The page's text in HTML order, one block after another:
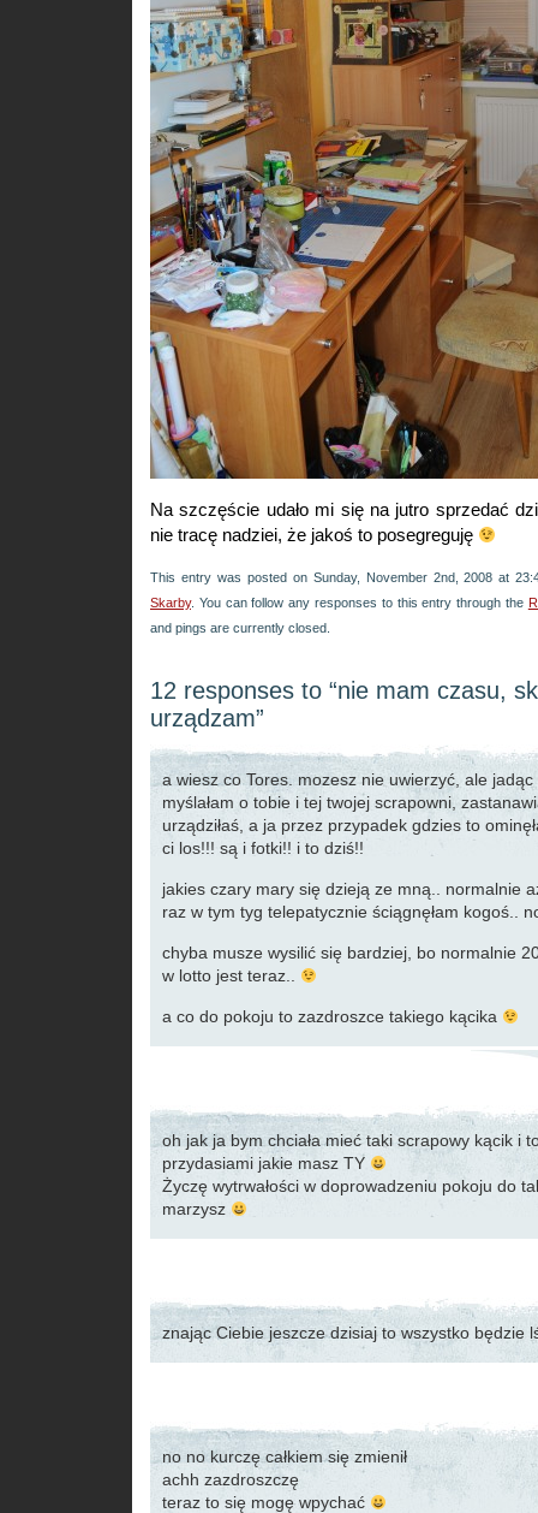
Na szczęście udało mi się na jutro sprzedać
nie tracę nadziei, że jakoś to posegreguję
This entry was posted on Sunday, November 2nd, 2008 at
Skarby. You can follow any responses to this entry through the
and pings are currently closed.
12 responses to “nie mam czasu,
urządzam”
a wiesz co Tores. mozesz nie uwierzyć, ale
myślałam o tobie i tej twojej scrapowni,
urządziłaś, a ja przez przypadek gdzies to
ci los!!! są i fotki!! i to dziś!!
jakies czary mary się dzieją ze mną.. normalnie
raz w tym tyg telepatycznie ściągnęłam kogoś..
chyba musze wysilić się bardziej, bo normalnie
w lotto jest teraz..
a co do pokoju to zazdroszce takiego kącika
oh jak ja bym chciała mieć taki scrapowy kącik i
przydasiami jakie masz TY
Życzę wytrwałości w doprowadzeniu pokoju do
marzysz
znając Ciebie jeszcze dzisiaj to wszystko będzie
no no kurczę całkiem się zmienił
achh zazdroszczę
teraz to się mogę wpychać